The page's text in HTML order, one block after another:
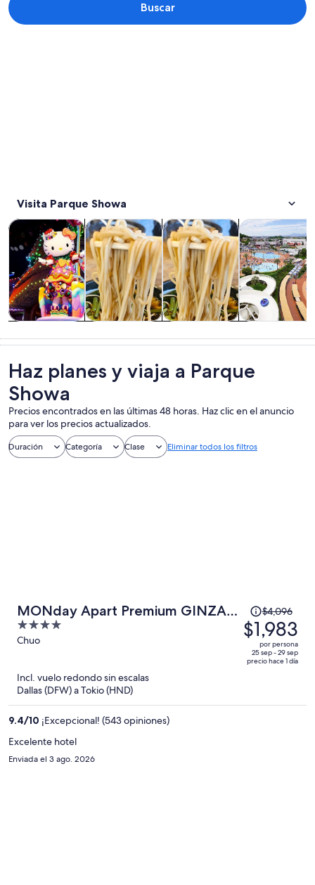
Buscar
Visita Parque Showa
temáticos
Parques temáticosSe abrirá en una nueva pestaña
excursiones de
Tours y excursiones de un díaSe abrirá en
historia
Cultura e historiaSe abrirá en
AtraccionesSe
Haz planes y viaja a Parque
Showa
Precios encontrados en las últimas 48 horas. Haz clic en el anuncio
para ver los precios actualizados.
Duración Categoría Clase Eliminar todos los filtros
MONday Apart Premium GINZA
SHINTOMICHO
4
out
5
Chuo
El
precio
era
de
$4,096
$4,096
$1,983
por persona
25 sep - 29 sep
precio hace 1 día
Incl. vuelo redondo sin escalas
Dallas (DFW) a Tokio (HND)
9.4/10 ¡Excepcional! (543 opiniones)
Excelente hotel
Enviada el 3 ago. 2026